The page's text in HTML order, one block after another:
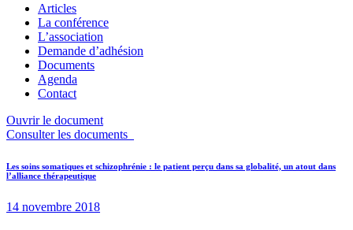
Articles
La conférence
L’association
Demande d’adhésion
Documents
Agenda
Contact
Ouvrir le document
Consulter les documents
Navigation
l’article
Previous
post:
Les soins somatiques et schizophrénie : le patient perçu dans sa globalité, un atout dans
l’alliance thérapeutique
14 novembre 2018